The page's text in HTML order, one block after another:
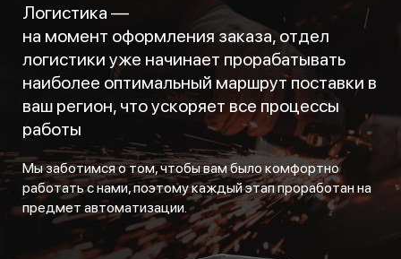
Логистика —
на момент оформления заказа, отдел
логистики уже начинает прорабатывать
наиболее оптимальный маршрут поставки в
ваш регион, что ускоряет все процессы
работы
Мы заботимся о том, чтобы вам было комфортно
работать с нами, поэтому каждый этап проработан на
предмет автоматизации.